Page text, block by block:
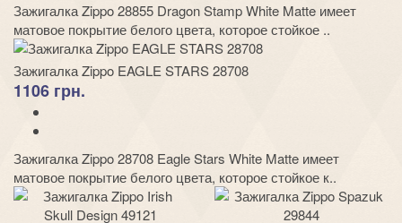
Зажигалка Zippo 28855 Dragon Stamp White Matte имеет
матовое покрытие белого цвета, которое стойкое ..
Зажигалка Zippo EAGLE STARS 28708
1106 грн.
Зажигалка Zippo 28708 Eagle Stars White Matte имеет
матовое покрытие белого цвета, которое стойкое к..